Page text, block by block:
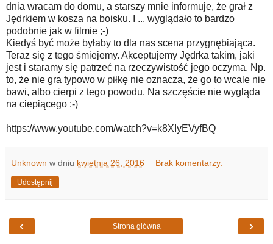
dnia wracam do domu, a starszy mnie informuje, że grał z
Jędrkiem w kosza na boisku. I ... wyglądało to bardzo
podobnie jak w filmie ;-)
Kiedyś być może byłaby to dla nas scena przygnębiająca.
Teraz się z tego śmiejemy. Akceptujemy Jędrka takim, jaki
jest i staramy się patrzeć na rzeczywistość jego oczyma. Np.
to, że nie gra typowo w piłkę nie oznacza, że go to wcale nie
bawi, albo cierpi z tego powodu. Na szczęście nie wygląda
na ciepiącego :-)
https://www.youtube.com/watch?v=k8XIyEVyfBQ
Unknown w dniu kwietnia 26, 2016 Brak komentarzy:
Udostępnij
‹ ›
Strona główna